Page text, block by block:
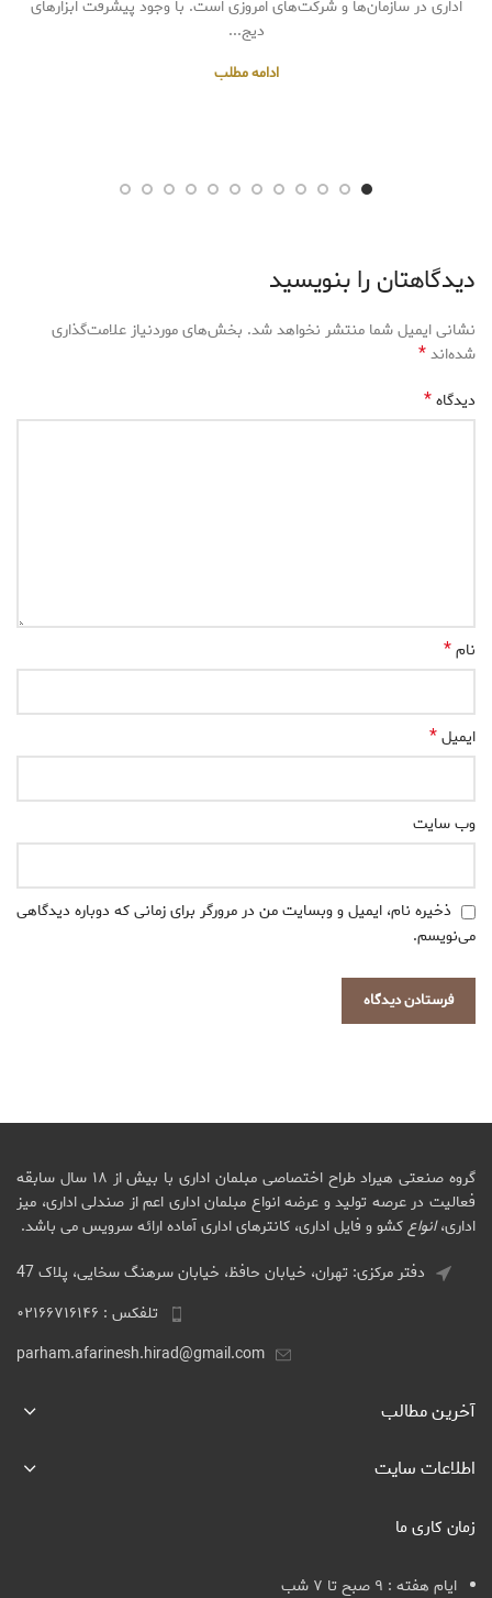
اداری در سازمان‌ها و شرکت‌های امروزی است. با وجود پیشرفت ابزارهای
دیج...
ادامه مطلب
دیدگاهتان را بنویسید
نشانی ایمیل شما منتشر نخواهد شد. بخش‌های موردنیاز علامت‌گذاری
شده‌اند*
دیدگاه*
نام*
ایمیل*
وب‌ سایت
ذخیره نام، ایمیل و وبسایت من در مرورگر برای زمانی که دوباره دیدگاهی
می‌نویسم.
گروه صنعتی هیراد طراح اختصاصی مبلمان اداری با بیش از ۱۸ سال سابقه
فعالیت در عرصه تولید و عرضه انواع مبلمان اداری اعم از صندلی اداری، میز
اداری،انواعکشو و فایل اداری، کانترهای اداری آماده ارائه سرویس می باشد.
دفتر مرکزی: تهران، خیابان حافظ، خیابان سرهنگ سخایی، پلاک 47
تلفکس : ۰۲۱۶۶۷۱۶۱۴۶
parham.afarinesh.hirad@gmail.com
آخرین مطالب
اطلاعات سایت
زمان کاری ما
ایام هفته : ۹ صبح تا ۷ شب